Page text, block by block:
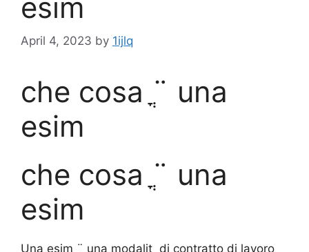
April 4, 2023 by 1ijlq
che cosa ֳ¨ una
esim
che cosa ֳ¨ una
esim
Una esim ֳ¨ una modalitֳ di contratto di lavoro